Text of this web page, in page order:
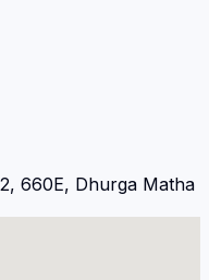
660E, Dhurga Matha